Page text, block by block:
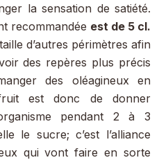
la sensation de satiété.
recommandée est de 5 cl.
d’autres périmètres afin
des repères plus précis
des oléagineux en
est donc de donner
pendant 2 à 3
le sucre; c’est l’alliance
qui vont faire en sorte